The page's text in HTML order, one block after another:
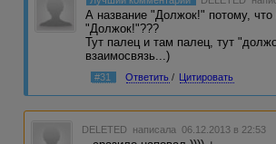
А название "Должок!" потому,
"Должок!"???
Тут палец и там палец, тут
взаимосвязь...)
#31 Ответить / Цитировать
DELETED написала 06.12.2013 в 22:53